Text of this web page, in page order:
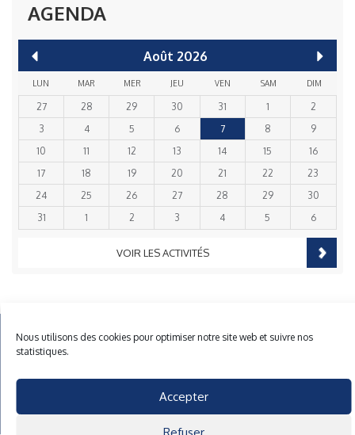
Nous utilisons des cookies pour optimiser notre site web et suivre nos
statistiques.
Accepter
Refuser
AGENDA
Août 2026
LUN MAR MER JEU VEN SAM DIM
27 28 29 30 31 1
2
3
4 5 6 7 8
9
10
11 12 13 14 15
16
17
18 19 20 21 22
23
24
25 26 27 28 29
30
31
1 2 3 4 5 6
VOIR LES ACTIVITÉS
Mentions Légales Plan du site Gestion des cookies
40 rue du Gelin 56570 Locmiquelic contact@cnml.eu
Facebook